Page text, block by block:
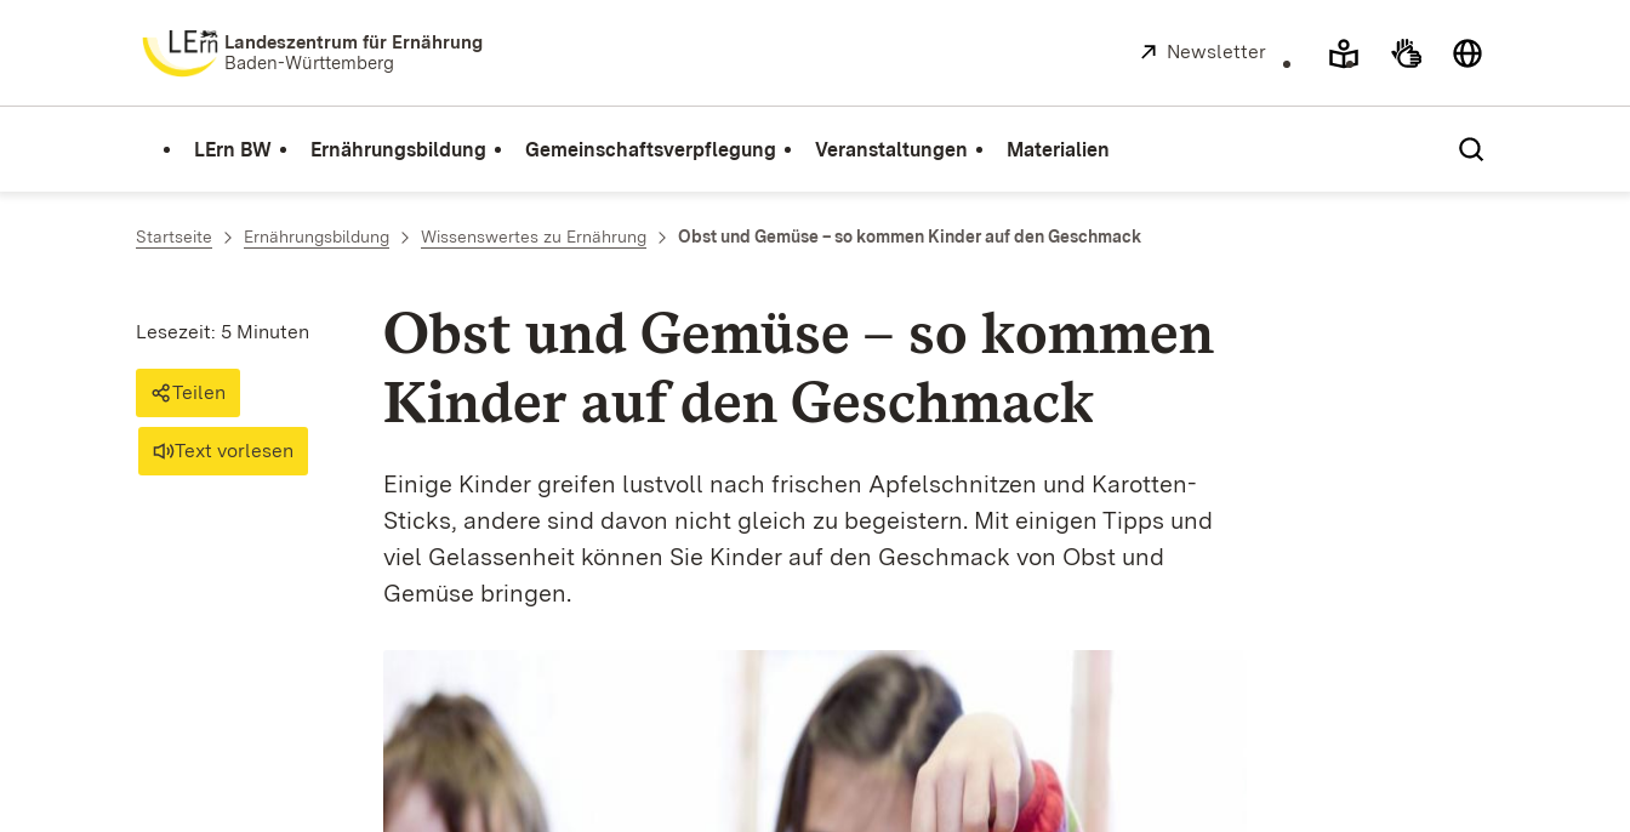
Zum Inhalt springenLandeszentrum für Ernährung
Baden-Württemberg
Extern:
Newsletter (Öffnet in neuem Fenster)
LErn BW Ernährungsbildung Gemeinschaftsverpflegung Veranstaltungen Materialien
Startseite Ernährungsbildung Wissenswertes zu Ernährung Obst und Gemüse – so kommen Kinder auf den Geschmack
Obst und Gemüse – so kommen
Kinder auf den Geschmack
Einige Kinder greifen lustvoll nach frischen Apfelschnitzen und Karotten-
Sticks, andere sind davon nicht gleich zu begeistern. Mit einigen Tipps und
viel Gelassenheit können Sie Kinder auf den Geschmack von Obst und
Gemüse bringen.
Lesezeit: 5 Minuten
Teilen
Text vorlesen